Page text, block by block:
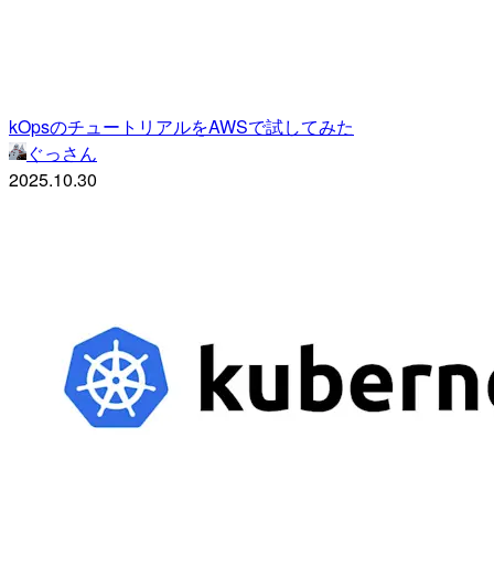
kOpsのチュートリアルをAWSで試してみた
ぐっさん
2025.10.30